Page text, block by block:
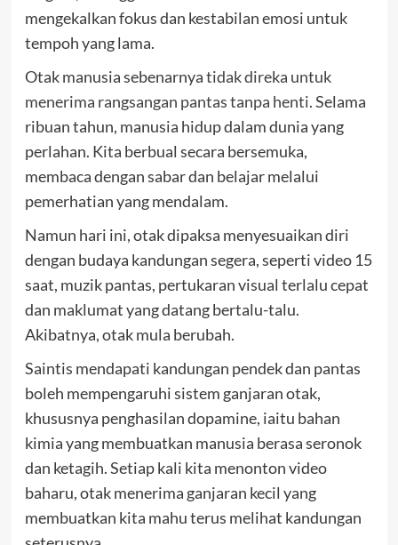
mengekalkan fokus dan kestabilan emosi untuk
tempoh yang lama.
Otak manusia sebenarnyatidak direka untuk
menerima rangsangan pantas tanpa henti. Selama
ribuan tahun, manusia hidup dalam dunia yang
perlahan. Kita berbual secara bersemuka,
membaca dengan sabar dan belajar melalui
pemerhatian yang mendalam.
Namun hari ini, otak dipaksa menyesuaikan diri
dengan budaya kandungan segera, seperti video 15
saat, muzik pantas, pertukaran visual terlalu cepat
dan maklumat yang datang bertalu-talu.
Akibatnya, otak mula berubah.
Saintis mendapati kandungan pendek dan pantas
boleh mempengaruhi sistem ganjaran otak,
khususnya penghasilan dopamine, iaitu bahan
kimia yang membuatkan manusia berasa seronok
dan ketagih. Setiap kali kita menonton video
baharu, otak menerima ganjaran kecil yang
membuatkan kita mahu terus melihat kandungan